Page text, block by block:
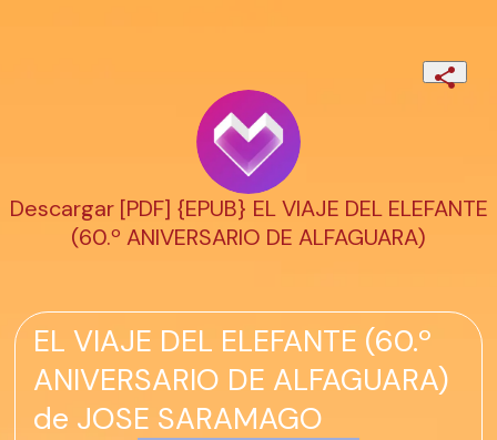
Descargar [PDF] {EPUB} EL VIAJE DEL ELEFANTE
(60.º ANIVERSARIO DE ALFAGUARA)
EL VIAJE DEL ELEFANTE (60.º
ANIVERSARIO DE ALFAGUARA)
de JOSE SARAMAGO